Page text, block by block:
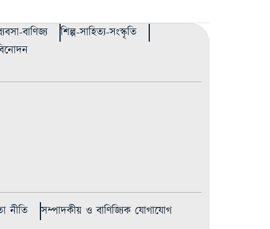
বাণিজ্য
শিল্প-সাহিত্য-সংস্কৃতি
নীতি সম্পাদকীয় ও বাণিজ্যিক যোগাযোগ